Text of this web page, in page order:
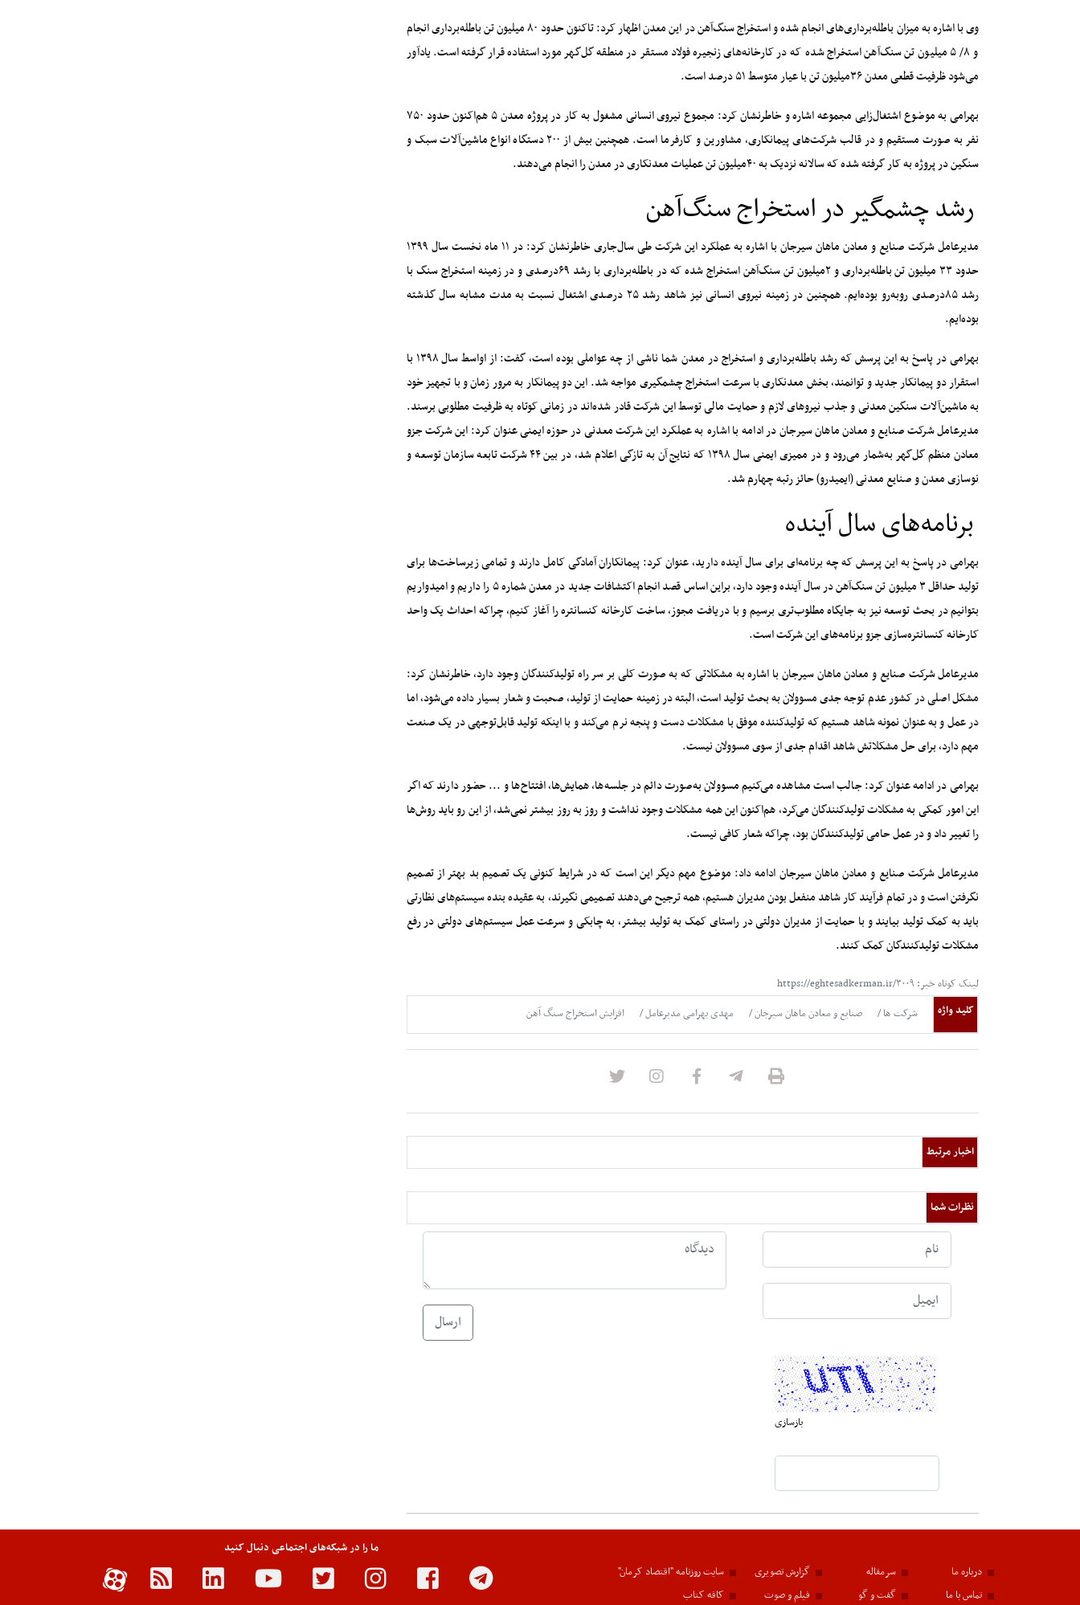
وی با اشاره به میزان باطله‌برداری‌های انجام‌‌ شده و استخراج سنگ‌آهن در این معدن اظهار کرد:‌ تاکنون حدود ۸۰ میلیون تن باطله‌برداری انجام
و ۸/ ۵ میلیون تن سنگ‌آهن استخراج شده که در کارخانه‌های زنجیره فولاد مستقر در منطقه گل‌گهر مورد استفاده قرار گرفته است. یادآور
می‌شود ظرفیت قطعی معدن ۳۶میلیون تن با عیار متوسط ۵۱ درصد است.
بهرامی به موضوع اشتغال‌زایی مجموعه اشاره و خاطرنشان کرد: مجموع نیروی انسانی مشغول به کار در پروژه معدن ۵ هم‌اکنون حدود ۷۵۰
نفر به صورت مستقیم و در قالب شرکت‌های پیمانکاری، مشاورین و کارفرما است. همچنین بیش از ۲۰۰ دستگاه انواع ماشین‌آلات سبک و
سنگین در پروژه به کار گرفته شده که سالانه نزدیک به ۴۰میلیون تن عملیات معدنکاری در معدن را انجام می‌دهند.
رشد چشمگیر در استخراج سنگ‌آهن
مدیرعامل شرکت صنایع و معادن ماهان سیرجان با اشاره به عملکرد این شرکت طی سال‌جاری خاطرنشان کرد:‌ در ۱۱ ماه نخست سال ۱۳۹۹
حدود ۳۳ میلیون تن باطله‌برداری و ۲میلیون تن سنگ‌آهن استخراج شده که در باطله‌برداری با رشد ۶۹درصدی و در زمینه استخراج سنگ با
رشد ۸۵درصدی روبه‌رو بوده‌ایم. همچنین در زمینه نیروی انسانی نیز شاهد رشد ۲۵ درصدی اشتغال نسبت به مدت مشابه سال گذشته
بوده‌ایم.
بهرامی در پاسخ به این پرسش که رشد باطله‌‌برداری و استخراج در معدن شما ناشی از چه عواملی بوده است، گفت: از اواسط سال ۱۳۹۸ با
استقرار دو پیمانکار جدید و توانمند، بخش معدنکاری با سرعت استخراج چشمگیری مواجه شد. این دو پیمانکار به مرور زمان و با تجهیز خود
به ماشین‌آلات سنگین معدنی و جذب نیروهای لازم و حمایت مالی توسط این شرکت قادر شده‌اند در زمانی کوتاه به ظرفیت مطلوبی برسند.
مدیرعامل شرکت صنایع و معادن ماهان سیرجان در ادامه با اشاره به عملکرد این شرکت معدنی در حوزه ایمنی عنوان کرد: این شرکت جزو
معادن منظم گل‌گهر به‌شمار می‌رود و در ممیزی ایمنی سال ۱۳۹۸ که نتایج آن به تازگی اعلام شد، در بین ۴۴ شرکت تابعه سازمان توسعه و
نوسازی معدن و صنایع معدنی (ایمیدرو) حائز رتبه چهارم شد.
برنامه‌های سال آینده
بهرامی در پاسخ به این پرسش که چه برنامه‌ای برای سال آینده دارید، عنوان کرد: پیمانکاران آمادگی کامل دارند و تمامی زیرساخت‌ها برای
تولید حداقل ۳ میلیون تن سنگ‌آهن در سال آینده وجود دارد، براین اساس قصد انجام اکتشافات جدید در معدن شماره ۵ را داریم و امیدواریم
بتوانیم در بحث توسعه نیز به جایگاه مطلوب‌تری برسیم و با دریافت مجوز، ساخت کارخانه کنسانتره را آغاز کنیم، چراکه احداث یک واحد
کارخانه کنسانتره‌سازی جزو برنامه‌های این شرکت است.
مدیرعامل شرکت صنایع و معادن ماهان سیرجان با اشاره به مشکلاتی که به صورت کلی بر سر راه تولیدکنندگان وجود دارد، خاطرنشان کرد:
مشکل اصلی در کشور عدم توجه جدی مسوولان به بحث تولید است، البته در زمینه حمایت از تولید، صحبت و شعار بسیار داده می‌شود، اما
در عمل و به عنوان نمونه شاهد هستیم که تولیدکننده موفق با مشکلات دست و پنجه نرم می‌کند و با اینکه تولید قابل‌توجهی در یک صنعت
مهم دارد، برای حل مشکلاتش شاهد اقدام جدی از سوی مسوولان نیست.
بهرامی در ادامه عنوان کرد: جالب است مشاهده می‌کنیم مسوولان به‌صورت دائم در جلسه‌ها، همایش‌ها، افتتاح‌ها و ... حضور دارند که اگر
این امور کمکی به مشکلات تولیدکنندگان می‌کرد، هم‌اکنون این همه مشکلات وجود نداشت و روز به روز بیشتر نمی‌شد، از این ‌رو باید روش‌ها
را تغییر داد و در عمل حامی تولیدکنندگان بود، چراکه شعار کافی نیست.
مدیرعامل شرکت صنایع و معادن ماهان سیرجان ادامه داد: موضوع مهم دیگر این است که در شرایط کنونی یک تصمیم بد بهتر از تصمیم
نگرفتن است و در تمام فرآیند کار شاهد منفعل بودن مدیران هستیم، همه ترجیح می‌دهند تصمیمی نگیرند، به عقیده بنده سیستم‌های نظارتی
باید به کمک تولید بیایند و با حمایت از مدیران دولتی در راستای کمک به تولید بیشتر، به چابکی و سرعت عمل سیستم‌های دولتی در رفع
مشکلات تولیدکنندگان کمک کنند.
لینک کوتاه خبر: https://eghtesadkerman.ir/۳۰۰۹
کلید واژه
شرکت ها صنایع و معادن ماهان سیرجان مهدی بهرامی مدیرعامل افزایش استخراج سنگ آهن
اخبار مرتبط
نظرات شما
بازسازی
ارسال
درباره ما
تماس با ما
سرمقاله
گفت و گو
گزارش تصویری
فیلم و صوت
سایت روزنامه "اقتصاد کرمان"
کافه کتاب
ما را در شبکه‌های اجتماعی دنبال کنید